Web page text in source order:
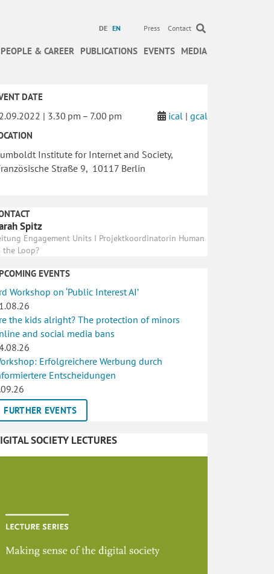
DE EN Press Contact
PEOPLE & CAREER PUBLICATIONS EVENTS MEDIA
DATE
| 3.30 pm – 7.00 pm ical| gcal
Institute for Internet and Society,
Straße 9, 10117 Berlin
Spitz
Engagement Units I Projektkoordinatorin Human
the Loop?
EVENTS
Workshop on ‘Public Interest AI’
the kids alright? The protection of minors
and social media bans
Erfolgreichere Werbung durch
Entscheidungen
FURTHER EVENTS
SOCIETY LECTURES